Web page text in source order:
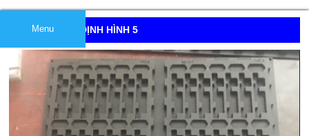
Menu
KHUÔN HÚT ĐỊNH HÌNH 5